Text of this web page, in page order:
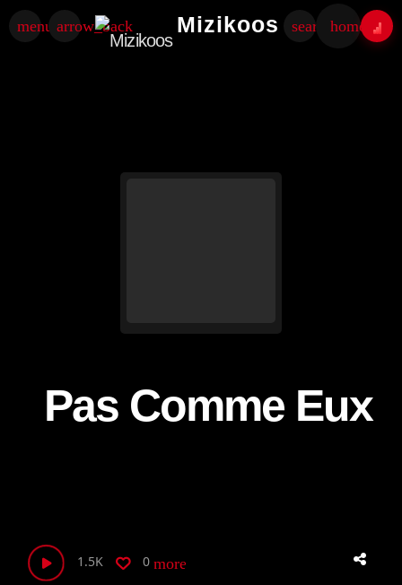
menu arrow_back Mizikoos searchhome
Pas Comme Eux
1.5K 0 more_horiz